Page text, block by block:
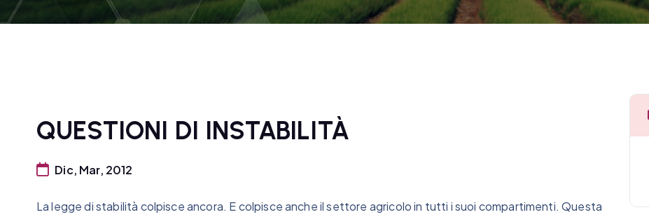
QUESTIONI DI INSTABILITÀ
Dic, Mar, 2012
La legge di stabilità colpisce ancora. E colpisce anche il settore agricolo in tutti i suoi compartimenti. Questa